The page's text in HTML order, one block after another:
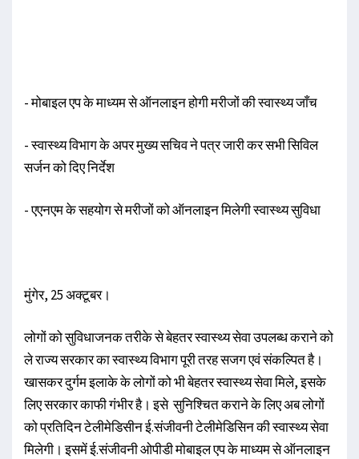
- मोबाइल एप के माध्यम से ऑनलाइन होगी मरीजों की स्वास्थ्य जाँच
- स्वास्थ्य विभाग के अपर मुख्य सचिव ने पत्र जारी कर सभी सिविल
सर्जन को दिए निर्देश
- एएनएम के सहयोग से मरीजों को ऑनलाइन मिलेगी स्वास्थ्य सुविधा
मुंगेर, 25 अक्टूबर।
लोगों को सुविधाजनक तरीके से बेहतर स्वास्थ्य सेवा उपलब्ध कराने को
ले राज्य सरकार का स्वास्थ्य विभाग पूरी तरह सजग एवं संकल्पित है।
खासकर दुर्गम इलाके के लोगों को भी बेहतर स्वास्थ्य सेवा मिले, इसके
लिए सरकार काफी गंभीर है। इसे सुनिश्चित कराने के लिए अब लोगों
को प्रतिदिन टेलीमेडिसीन ई.संजीवनी टेलीमेडिसिन की स्वास्थ्य सेवा
मिलेगी। इसमें ई.संजीवनी ओपीडी मोबाइल एप के माध्यम से ऑनलाइन